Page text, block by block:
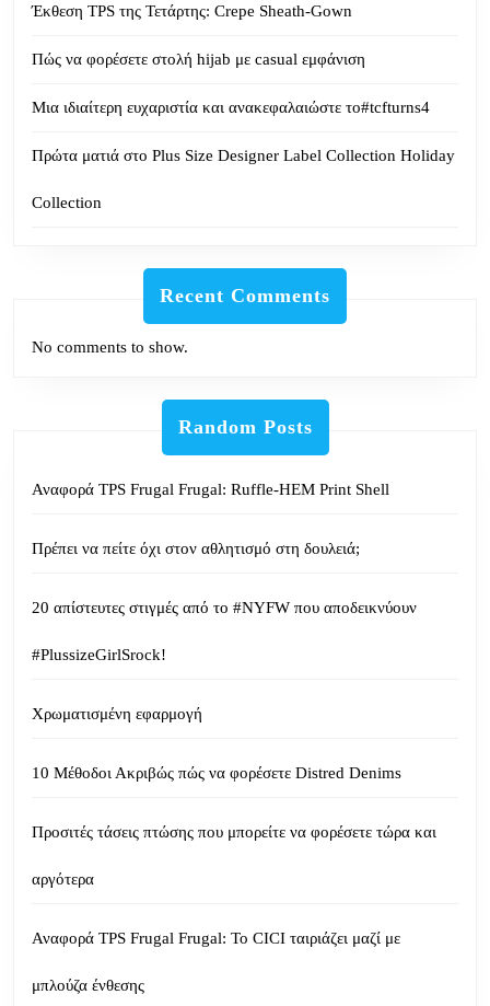
Έκθεση TPS της Τετάρτης: Crepe Sheath-Gown
Πώς να φορέσετε στολή hijab με casual εμφάνιση
Μια ιδιαίτερη ευχαριστία και ανακεφαλαιώστε το#tcfturns4
Πρώτα ματιά στο Plus Size Designer Label Collection Holiday
Collection
Recent Comments
No comments to show.
Random Posts
Αναφορά TPS Frugal Frugal: Ruffle-HEM Print Shell
Πρέπει να πείτε όχι στον αθλητισμό στη δουλειά;
20 απίστευτες στιγμές από το #NYFW που αποδεικνύουν
#PlussizeGirlSrock!
Χρωματισμένη εφαρμογή
10 Μέθοδοι Ακριβώς πώς να φορέσετε Distred Denims
Προσιτές τάσεις πτώσης που μπορείτε να φορέσετε τώρα και
αργότερα
Αναφορά TPS Frugal Frugal: Το CICI ταιριάζει μαζί με
μπλούζα ένθεσης